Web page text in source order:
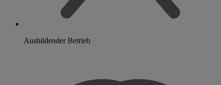
Ausbildender Betrieb